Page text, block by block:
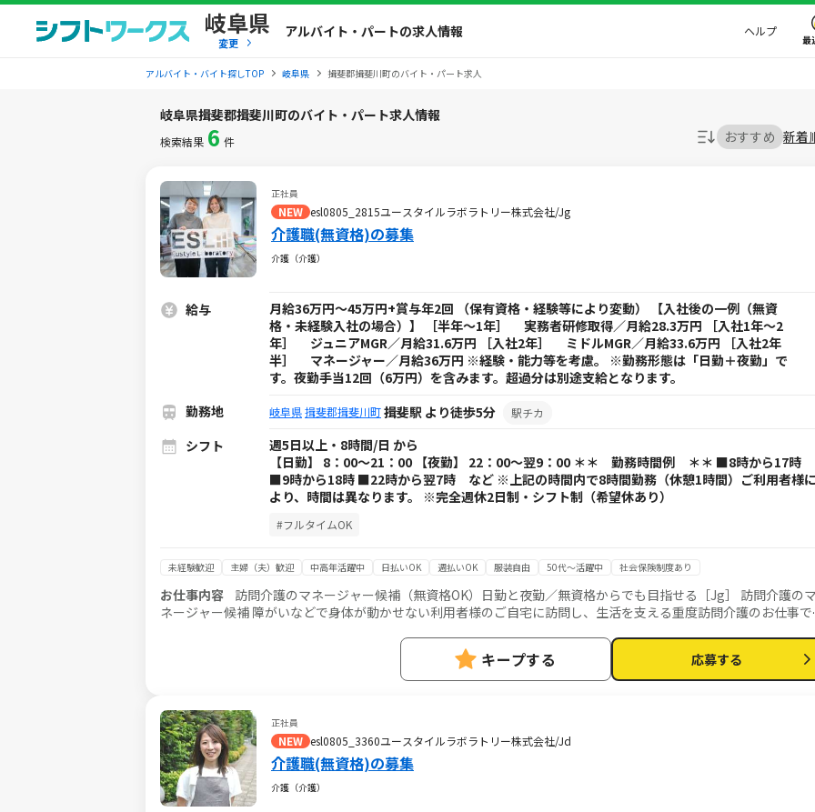
岐阜県
変更
アルバイト・パートの求人情報 ヘルプ
最
アルバイト・バイト探しTOP 岐阜県 揖斐郡揖斐川町のバイト・パート求人
岐阜県揖斐郡揖斐川町のバイト・パート求人情報
検索結果 6 件 おすすめ 新着
正社員
NEW esl0805_2815ユースタイルラボラトリー株式会社/Jg
介護職(無資格)の募集
介護（介護）
給与
月給36万円～45万円+賞与年2回 （保有資格・経験等により変動） 【入社後の一例（無資
格・未経験入社の場合）】 ［半年～1年］ 実務者研修取得／月給28.3万円 ［入社1年～2
年］ ジュニアMGR／月給31.6万円 ［入社2年］ ミドルMGR／月給33.6万円 ［入社2年
半］ マネージャー／月給36万円 ※経験・能力等を考慮。 ※勤務形態は「日勤＋夜勤」で
す。夜勤手当12回（6万円）を含みます。超過分は別途支給となります。
勤務地
岐阜県揖斐郡揖斐川町揖斐駅 より徒歩5分 駅チカ
シフト
週5日以上・8時間/日 から
【日勤】 8：00～21：00 【夜勤】 22：00～翌9：00 ＊＊ 勤務時間例 ＊＊ ■8時から17時
■9時から18時 ■22時から翌7時 など ※上記の時間内で8時間勤務（休憩1時間）ご利用者様
より、時間は異なります。 ※完全週休2日制・シフト制（希望休あり）
#フルタイムOK
未経験歓迎 主婦（夫）歓迎 中高年活躍中 日払いOK 週払いOK 服装自由 50代～活躍中 社会保険制度あり
お仕事内容 訪問介護のマネージャー候補（無資格OK）日勤と夜勤／無資格からでも目指せる［Jg］ 訪問介護の
ネージャー候補 障がいなどで身体が動かせない利用者様のご自宅に訪問し、生活を支える重度訪問介護のお仕事で
をするスタッフさんのシフト管理や教育など働きやすい環境を整えるお仕事を主にお願いします。 質問や相談など
を気軽に受けられる頼られる社員さんとして活躍してください！ ■サービス提供管理 ■介護スタッフのフォロー・
指導・育成・ケア ■ご家族との連絡 ■担当者会議への出席 ■スタッフのシフト作成 ■ご利用者様ごとのチーム管
スタッフ業務 障がい者の方、高齢者の方、一人ひとりに必要なケアを行っていく、専門的な介護職です。 研修を通
して、需要が非常に高い「医療的ケア」ができるプロフェッショナルな介護士としても成長できます。 人の役に立
つ仕事をしていきたい方、お待ちしております！ ■見守り・対話：状態の変化に気を配りながらの安全管理 ■生活
介助： 家事援助（洗濯、掃除、料理など） ■身体介護： 起床・就寝・入浴・食事の介助など ■医療的ケア： たん
の吸引、経管栄養（胃ろう・腸ろう） など ※詳細は面談時にお伝えします ◎最初は先輩スタッフが必ず同行
し、業務の流れや注意点を徹底的に指導します。未経験の方もプロとして成長できます。
キープする 応募する
正社員
NEW esl0805_3360ユースタイルラボラトリー株式会社/Jd
介護職(無資格)の募集
介護（介護）